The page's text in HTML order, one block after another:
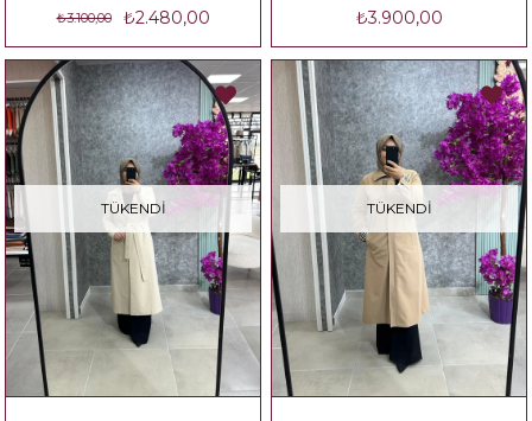
₺2.480,00
₺3.100,00 ₺3.900,00
TÜKENDI TÜKENDI